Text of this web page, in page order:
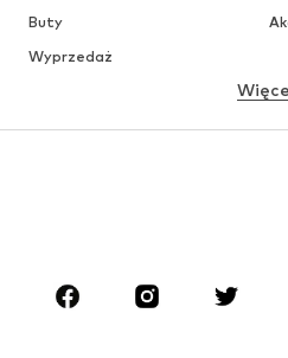
Buty
Wyprzedaż
MARKI